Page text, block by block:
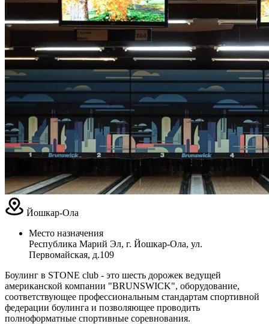
Йошкар-Ола
Место назначения
Республика Марий Эл, г. Йошкар-Ола, ул.
Первомайская, д.109
Боулинг в STONE club - это шесть дорожек ведущей
американской компании "BRUNSWICK", оборудование,
соответствующее профессиональным стандартам спортивной
федерации боулинга и позволяющее проводить
полноформатные спортивные соревнования.